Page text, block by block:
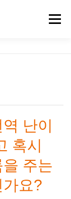
메뉴
난이
혹시
주는
요?